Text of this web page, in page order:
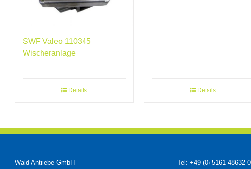
SWF Valeo 110345
Wischeranlage
Details Details
Wald Antriebe GmbH
Tel: +49 (0) 5161 48632 0